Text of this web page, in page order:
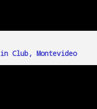
Club, Montevideo